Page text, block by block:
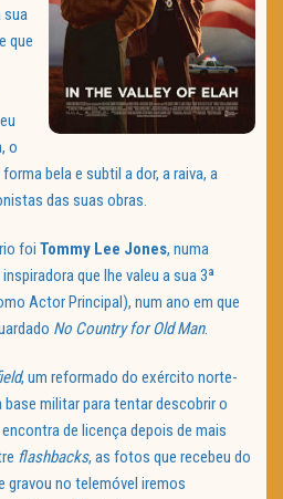
sua
que
o
bela e subtil a dor, a raiva, a
das suas obras.
foi Tommy Lee Jones, numa
que lhe valeu a sua 3ª
Actor Principal), num ano em que
No Country for Old Man.
, um reformado do exército norte-
militar para tentar descobrir o
de licença depois de mais
flashbacks, as fotos que recebeu do
gravou no telemóvel iremos